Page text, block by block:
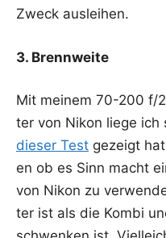
Zweck ausleihen.
3. Brenn­wei­te
Mit mei­nem 70-200 f/
ter von Nikon lie­ge
die­ser Test gezeigt
en ob es Sinn macht
von Nikon zu
ter ist als die Kom­bi